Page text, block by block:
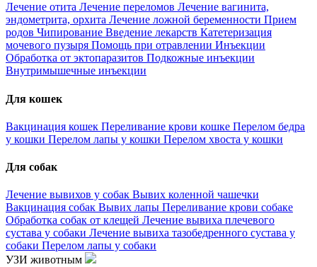
Лечение отита Лечение переломов Лечение вагинита,
эндометрита, орхита Лечение ложной беременности Прием
родов Чипирование Введение лекарств Катетеризация
мочевого пузыря Помощь при отравлении Инъекции
Обработка от эктопаразитов Подкожные инъекции
Внутримышечные инъекции
Для кошек
Вакцинация кошек Переливание крови кошке Перелом бедра
у кошки Перелом лапы у кошки Перелом хвоста у кошки
Для собак
Лечение вывихов у собак Вывих коленной чашечки
Вакцинация собак Вывих лапы Переливание крови собаке
Обработка собак от клещей Лечение вывиха плечевого
сустава у собаки Лечение вывиха тазобедренного сустава у
собаки Перелом лапы у собаки
УЗИ животным